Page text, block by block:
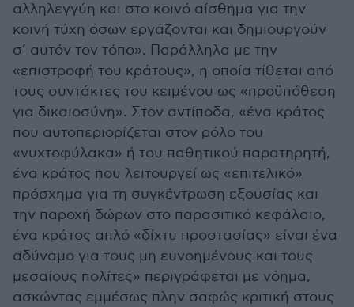
αλληλεγγύη και στο κοινό αίσθημα για την
κοινή τύχη όσων εργάζονται και δημιουργούν
σ’ αυτόν τον τόπο». Παράλληλα με την
«επιστροφή του κράτους», η οποία τίθεται από
τους συντάκτες του κειμένου ως «προϋπόθεση
για δικαιοσύνη». Στον αντίποδα, «ένα κράτος
που αυτοπεριορίζεται στον ρόλο του
«νυχτοφύλακα» ή του παθητικού παρατηρητή,
ένα κράτος που λειτουργεί ως «επιτελικό»
πρόσχημα για τη συγκέντρωση εξουσίας και
την παροχή δώρων στο παρασιτικό κεφάλαιο,
ένα κράτος απλό «δίχτυ προστασίας» είναι ένα
αδύναμο για τους μη ευνοημένους και τους
μεσαίους πολίτες» περιγράφεται με νόημα,
ασκώντας εμμέσως πλην σαφώς κριτική στους